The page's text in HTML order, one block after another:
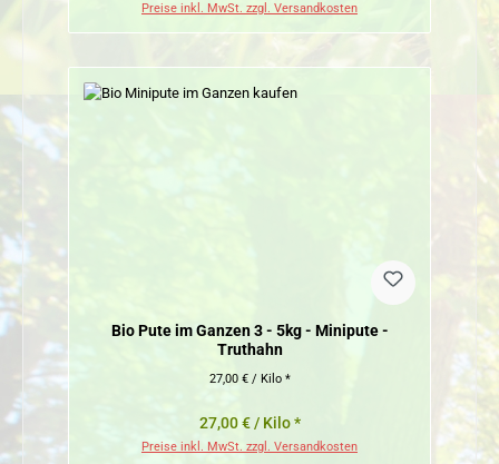
Preise inkl. MwSt. zzgl. Versandkosten
Bio Pute im Ganzen 3 - 5kg - Minipute -
Truthahn
27,00 € / Kilo *
27,00 € / Kilo *
Preise inkl. MwSt. zzgl. Versandkosten